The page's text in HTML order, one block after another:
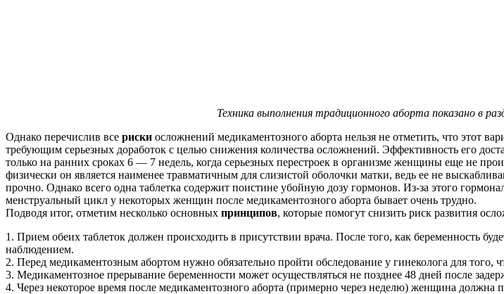
Техника выполнения традиционного аборта показано в
Однако перечислив все риски осложнений медикаментозного аборта нельзя не отметить, что этот
требующим серьезных доработок с целью снижения количества осложнений. Эффективность его
только на ранних сроках 6 — 7 недель, когда серьезных перестроек в организме женщины еще не
физически он является наименее травматичным для слизистой оболочки матки, ведь ее не
прочно. Однако всего одна таблетка содержит поистине убойную дозу гормонов. Из-за этого
менструальный цикл у некоторых женщин после медикаментозного аборта бывает очень трудно.
Подводя итог, отметим несколько основных принципов, которые помогут снизить риск развития
1. Прием обеих таблеток должен происходить в присутствии врача. После того, как беременность
наблюдением.
2. Перед медикаментозным абортом нужно обязательно пройти обследование у гинеколога для
3. Медикаментозное прерывание беременности может осуществляться не позднее 48 дней после
4. Через некоторое время после медикаментозного аборта (примерно через неделю) женщина